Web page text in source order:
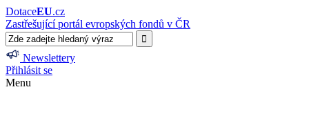
DotaceEU.cz
Zastřešující portál evropských fondů v ČR
Newslettery
Přihlásit se
Menu